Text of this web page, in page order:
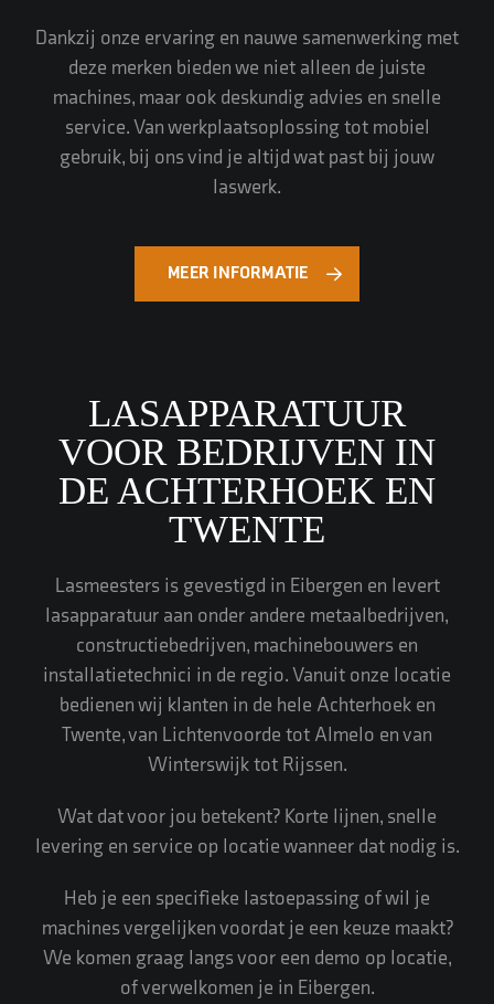
Dankzij onze ervaring en nauwe samenwerking met
deze merken bieden we niet alleen de juiste
machines, maar ook deskundig advies en snelle
service. Van werkplaatsoplossing tot mobiel
gebruik, bij ons vind je altijd wat past bij jouw
laswerk.
MEER INFORMATIE
LASAPPARATUUR
VOOR BEDRIJVEN IN
DE ACHTERHOEK EN
TWENTE
Lasmeesters is gevestigd in Eibergen en levert
lasapparatuur aan onder andere metaalbedrijven,
constructiebedrijven, machinebouwers en
installatietechnici in de regio. Vanuit onze locatie
bedienen wij klanten in de hele Achterhoek en
Twente, van Lichtenvoorde tot Almelo en van
Winterswijk tot Rijssen.
Wat dat voor jou betekent? Korte lijnen, snelle
levering en service op locatie wanneer dat nodig is.
Heb je een specifieke lastoepassing of wil je
machines vergelijken voordat je een keuze maakt?
We komen graag langs voor een demo op locatie,
of verwelkomen je in Eibergen.